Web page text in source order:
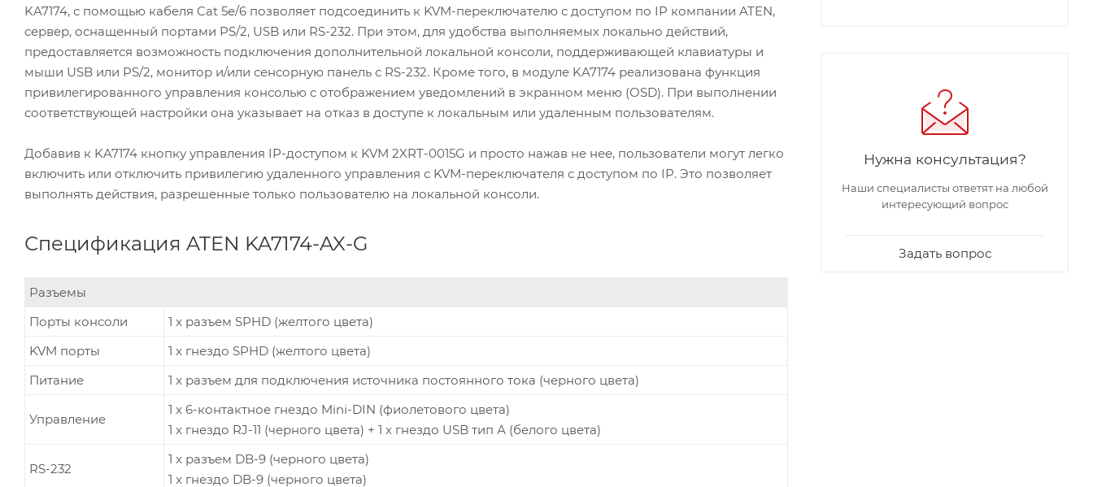
KA7174, с помощью кабеля Cat 5e/6 позволяет подсоединить к KVM-переключателю с доступом по IP компании ATEN,
сервер, оснащенный портами PS/2, USB или RS-232. При этом, для удобства выполняемых локально действий,
предоставляется возможность подключения дополнительной локальной консоли, поддерживающей клавиатуры и
мыши USB или PS/2, монитор и/или сенсорную панель с RS-232. Кроме того, в модуле KA7174 реализована функция
привилегированного управления консолью с отображением уведомлений в экранном меню (OSD). При выполнении
соответствующей настройки она указывает на отказ в доступе к локальным или удаленным пользователям.
Добавив к KA7174 кнопку управления IP-доступом к KVM 2XRT-0015G и просто нажав не нее, пользователи могут легко
включить или отключить привилегию удаленного управления с KVM-переключателя с доступом по IP. Это позволяет
выполнять действия, разрешенные только пользователю на локальной консоли.
Спецификация ATEN KA7174-AX-G
Разъемы
Порты консоли
1 x разъем SPHD (желтого цвета)
KVM порты
1 x гнездо SPHD (желтого цвета)
Питание
1 x разъем для подключения источника постоянного тока (черного цвета)
Управление
1 x 6-контактное гнездо Mini-DIN (фиолетового цвета)
1 x гнездо RJ-11 (черного цвета) + 1 x гнездо USB тип А (белого цвета)
RS-232
1 x разъем DB-9 (черного цвета)
1 x гнездо DB-9 (черного цвета)
Нужна консультация?
Наши специалисты ответят на любой
интересующий вопрос
Задать вопрос